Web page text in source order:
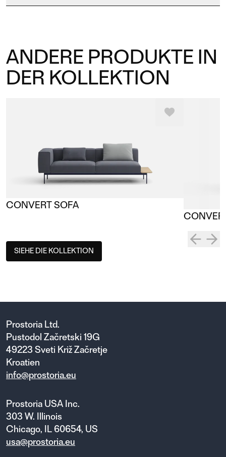
ANDERE PRODUKTE IN
DER KOLLEKTION
CONVERT SOFA
SIEHE DIE KOLLEKTION
Prostoria Ltd.
Pustodol Začretski 19G
49223 Sveti Križ Začretje
Kroatien
info@prostoria.eu
Prostoria USA Inc.
303 W. Illinois
Chicago, IL 60654, US
usa@prostoria.eu